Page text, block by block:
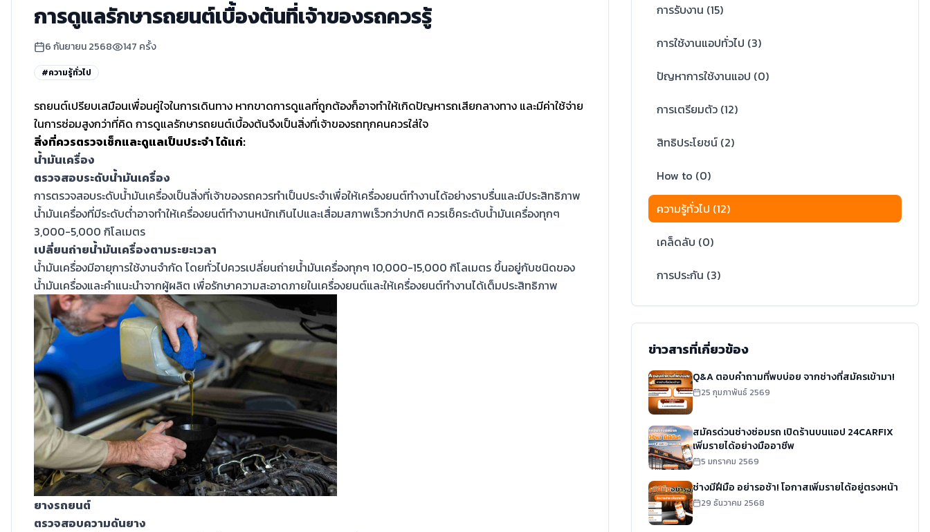
การดูแลรักษารถยนต์เบื้องต้นที่เจ้าของรถควรรู้
6 กันยายน 2568 147 ครั้ง
#ความรู้ทั่วไป
รถยนต์เปรียบเสมือนเพื่อนคู่ใจในการเดินทาง หากขาดการดูแลที่ถูกต้องก็อาจทำให้เกิดปัญหารถเสียกลางทาง และมีค่าใช้จ่าย
ในการซ่อมสูงกว่าที่คิด การดูแลรักษารถยนต์เบื้องต้นจึงเป็นสิ่งที่เจ้าของรถทุกคนควรใส่ใจ
สิ่งที่ควรตรวจเช็กและดูแลเป็นประจำ ได้แก่:
น้ำมันเครื่อง
ตรวจสอบระดับน้ำมันเครื่อง
การตรวจสอบระดับน้ำมันเครื่องเป็นสิ่งที่เจ้าของรถควรทำเป็นประจำเพื่อให้เครื่องยนต์ทำงานได้อย่างราบรื่นและมีประสิทธิภาพ
น้ำมันเครื่องที่มีระดับต่ำอาจทำให้เครื่องยนต์ทำงานหนักเกินไปและเสื่อมสภาพเร็วกว่าปกติ ควรเช็คระดับน้ำมันเครื่องทุกๆ
3,000-5,000 กิโลเมตร
เปลี่ยนถ่ายน้ำมันเครื่องตามระยะเวลา
น้ำมันเครื่องมีอายุการใช้งานจำกัด โดยทั่วไปควรเปลี่ยนถ่ายน้ำมันเครื่องทุกๆ 10,000-15,000 กิโลเมตร ขึ้นอยู่กับชนิดของ
น้ำมันเครื่องและคำแนะนำจากผู้ผลิต เพื่อรักษาความสะอาดภายในเครื่องยนต์และให้เครื่องยนต์ทำงานได้เต็มประสิทธิภาพ
ยางรถยนต์
ตรวจสอบความดันยาง
การรับงาน (15)
การใช้งานแอปทั่วไป (3)
ปัญหาการใช้งานแอป (0)
การเตรียมตัว (12)
สิทธิประโยชน์ (2)
How to (0)
ความรู้ทั่วไป (12)
เคล็ดลับ (0)
การประกัน (3)
ข่าวสารที่เกี่ยวข้อง
Q&A ตอบคำถามที่พบบ่อย จากช่างที่สมัครเข้ามา!
25 กุมภาพันธ์ 2569
สมัครด่วนช่างซ่อมรถ เปิดร้านบนแอป 24CARFIX
เพิ่มรายได้อย่างมืออาชีพ
5 มกราคม 2569
ช่างมีฝีมือ อย่ารอช้า! โอกาสเพิ่มรายได้อยู่ตรงหน้า
29 ธันวาคม 2568